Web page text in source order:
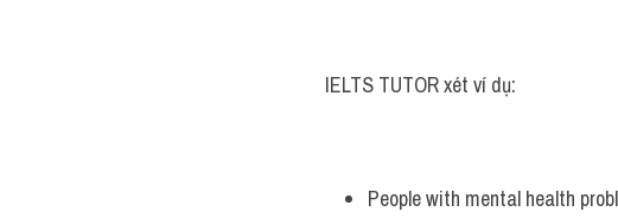
IELTS TUTOR xét ví dụ:
People with mental health